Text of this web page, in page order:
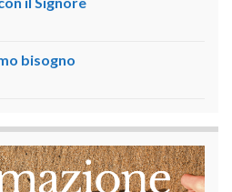
bisogno